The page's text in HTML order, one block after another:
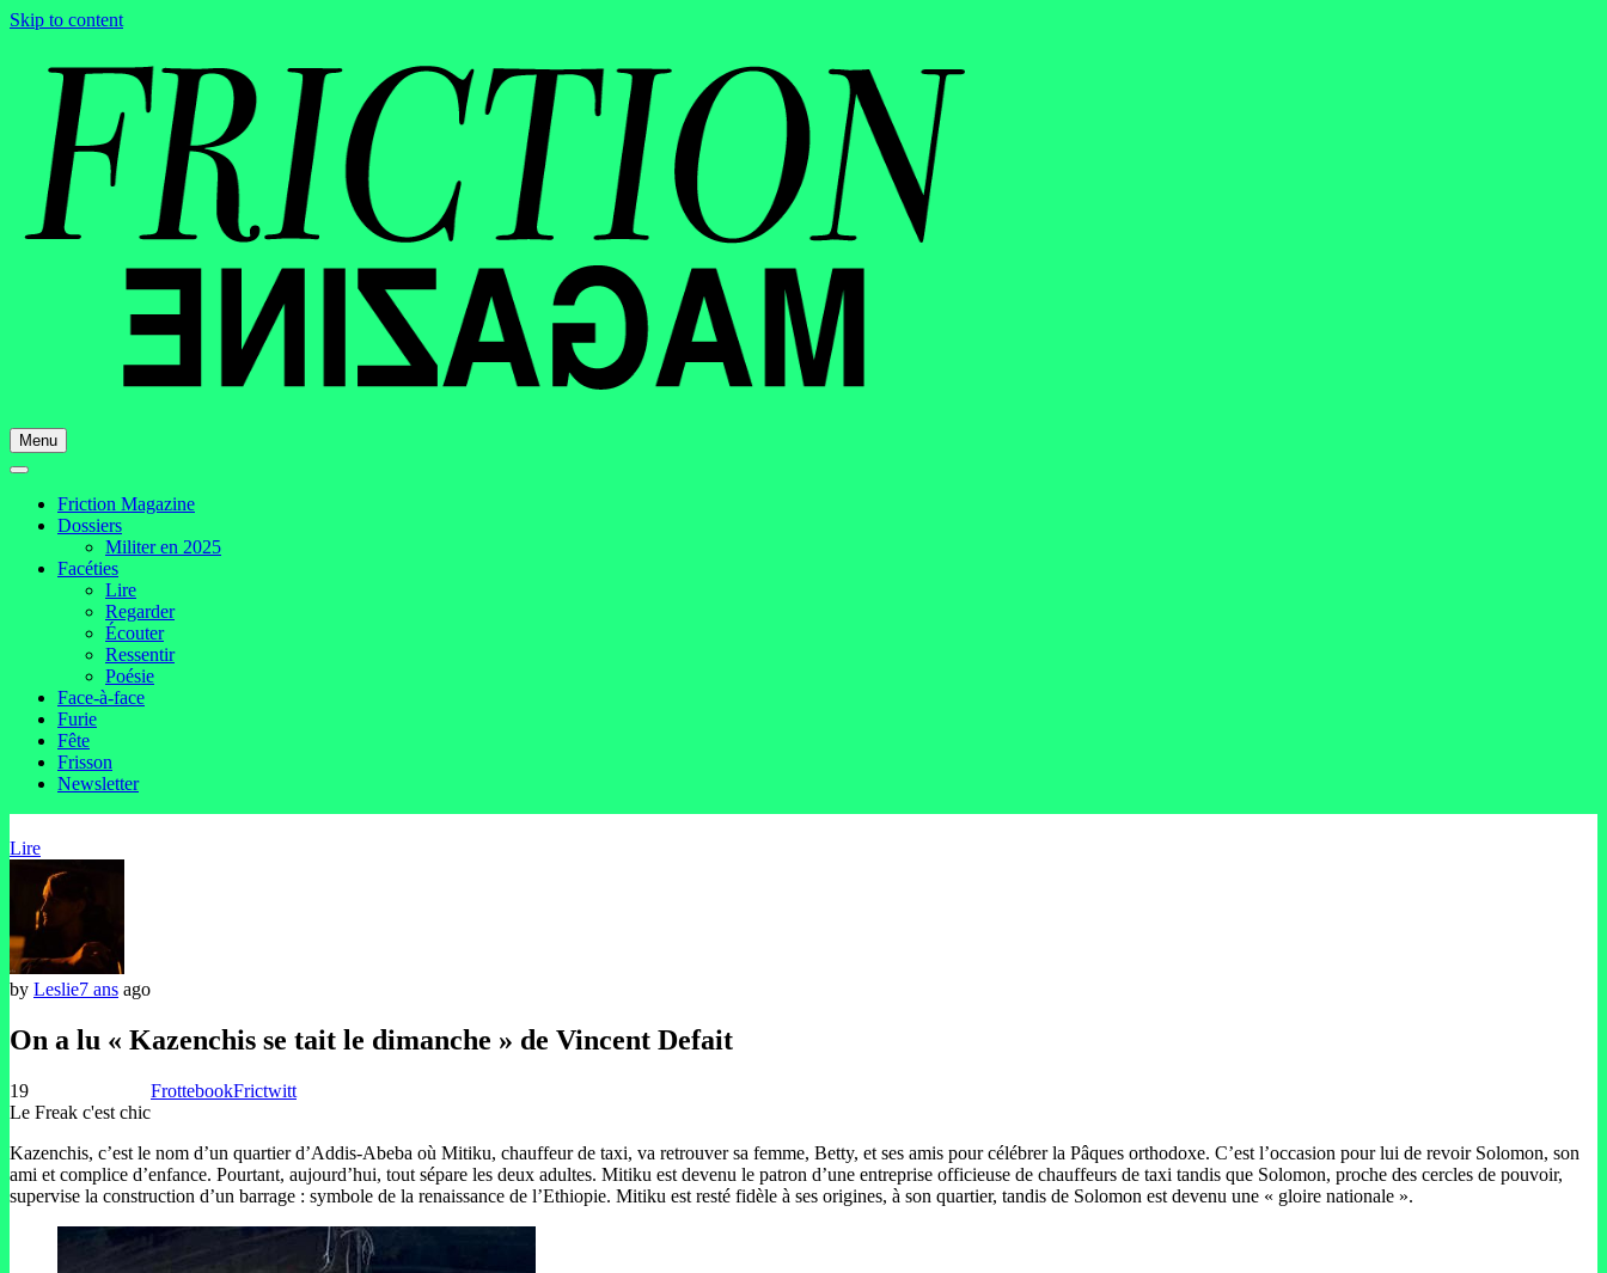
Skip to content
Menu
Friction Magazine
Dossiers
Militer en 2025
Facéties
Lire
Regarder
Écouter
Ressentir
Poésie
Face-à-face
Furie
Fête
Frisson
Newsletter
Lire
by Leslie7 ans ago
On a lu « Kazenchis se tait le dimanche » de Vincent Defait
19
Le Freak c'est chic
FrottebookFrictwitt
Kazenchis, c’est le nom d’un quartier d’Addis-Abeba où Mitiku, chauffeur de taxi, va retrouver sa femme, Betty, et ses amis pour célébrer la Pâques orthodoxe. C’est l’occasion pour lui de revoir Solomon, son
ami et complice d’enfance. Pourtant, aujourd’hui, tout sépare les deux adultes. Mitiku est devenu le patron d’une entreprise officieuse de chauffeurs de taxi tandis que Solomon, proche des cercles de pouvoir,
supervise la construction d’un barrage : symbole de la renaissance de l’Ethiopie. Mitiku est resté fidèle à ses origines, à son quartier, tandis de Solomon est devenu une « gloire nationale ».